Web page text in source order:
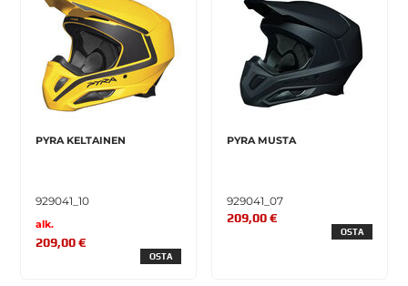
PYRA KELTAINEN
929041_10
alk.
209,00 €
OSTA
PYRA MUSTA
929041_07
209,00 €
OSTA